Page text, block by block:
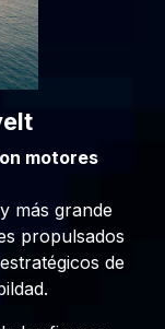
motores
más grande
propulsados
de